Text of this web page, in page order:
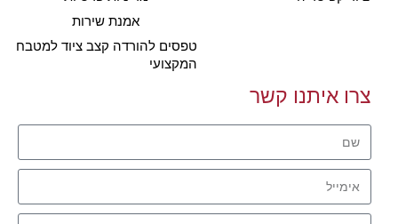
אמנת שירות
טפסים להורדה קצב ציוד למטבח
המקצועי
צרו איתנו קשר